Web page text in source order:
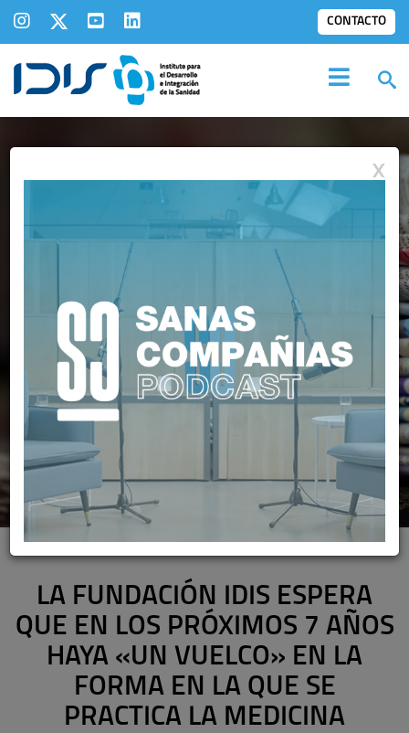
CONTACTO
IDIS EN LOSMEDIOS
LA FUNDACIÓN IDIS ESPERA
QUE EN LOS PRÓXIMOS 7 AÑOS
HAYA «UN VUELCO» EN LA
FORMA EN LA QUE SE
PRACTICA LA MEDICINA
X